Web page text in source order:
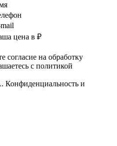
цена в ₽
согласие на обработку
c политикой
Конфиденциальность и